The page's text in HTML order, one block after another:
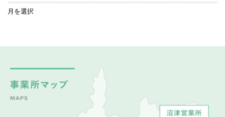
ア
ー